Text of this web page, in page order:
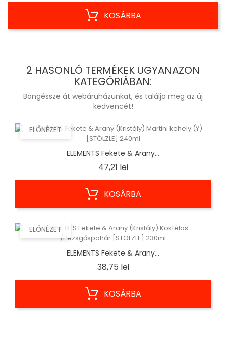
KOSÁRBA
2 HASONLÓ TERMÉKEK UGYANAZON
KATEGÓRIÁBAN:
Böngéssze át webáruházunkat, és találja meg az új
kedvencét!
ELŐNÉZET
ELEMENTS Fekete & Arany...
47,21 leiÁr
KOSÁRBA
ELŐNÉZET
ELEMENTS Fekete & Arany...
38,75 leiÁr
KOSÁRBA